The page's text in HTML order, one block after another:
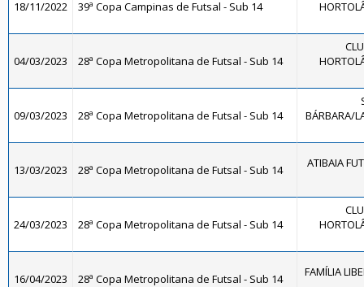
18/11/2022 39ª Copa Campinas de Futsal - Sub 14
04/03/2023 28ª Copa Metropolitana de Futsal - Sub 14
09/03/2023 28ª Copa Metropolitana de Futsal - Sub 14
BÁRBARA/
13/03/2023 28ª Copa Metropolitana de Futsal - Sub 14 ATIBAIA
24/03/2023 28ª Copa Metropolitana de Futsal - Sub 14
16/04/2023 28ª Copa Metropolitana de Futsal - Sub 14 FAMÍLIA